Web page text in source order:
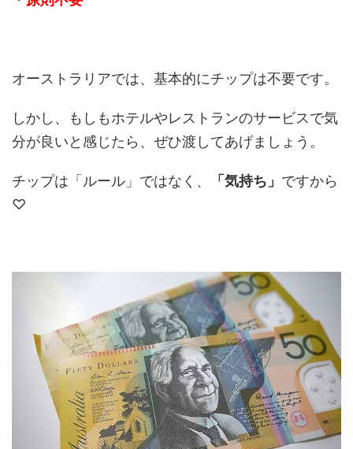
オーストラリアでは、基本的にチップは不要です。
しかし、もしもホテルやレストランのサービスで気
分が良いと感じたら、ぜひ渡してあげましょう。
チップは「ルール」ではなく、 「気持ち」 ですから
♡